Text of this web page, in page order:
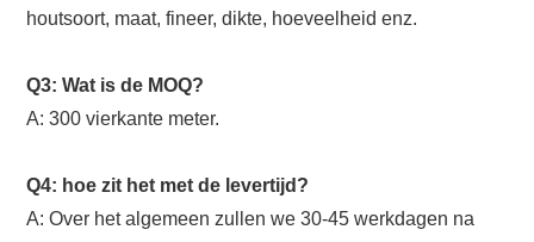
houtsoort, maat, fineer, dikte, hoeveelheid enz.
Q3: Wat is de MOQ?
A: 300 vierkante meter.
Q4: hoe zit het met de levertijd?
A: Over het algemeen zullen we 30-45 werkdagen na